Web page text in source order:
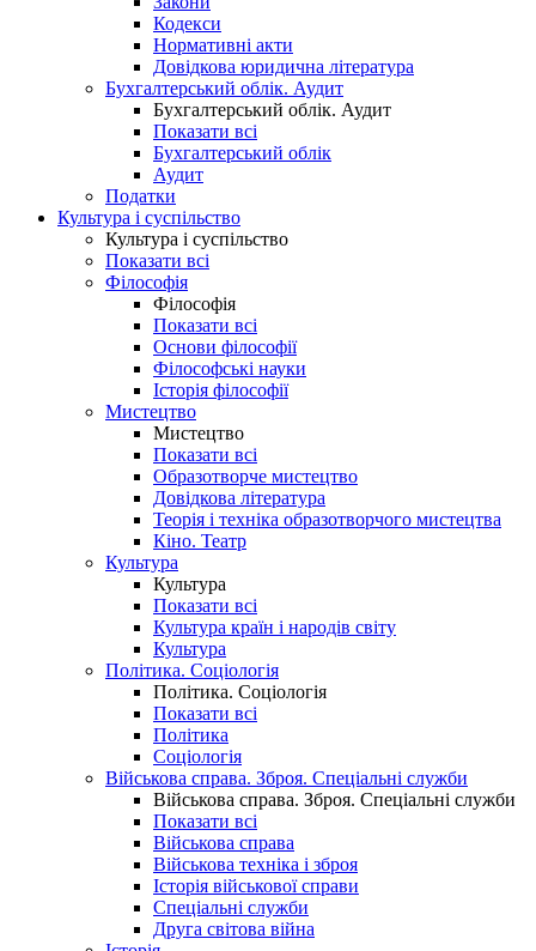
Кодекси
Нормативні акти
Довідкова юридична література
Бухгалтерський облік. Аудит
Бухгалтерський облік. Аудит
Показати всі
Бухгалтерський облік
Аудит
Податки
Культура і суспільство
Культура і суспільство
Показати всі
Філософія
Філософія
Показати всі
Основи філософії
Філософські науки
Історія філософії
Мистецтво
Мистецтво
Показати всі
Образотворче мистецтво
Довідкова література
Теорія і техніка образотворчого мистецтва
Кіно. Театр
Культура
Культура
Показати всі
Культура країн і народів світу
Культура
Політика. Соціологія
Політика. Соціологія
Показати всі
Політика
Соціологія
Військова справа. Зброя. Спеціальні служби
Військова справа. Зброя. Спеціальні служби
Показати всі
Військова справа
Військова техніка і зброя
Історія військової справи
Спеціальні служби
Друга світова війна